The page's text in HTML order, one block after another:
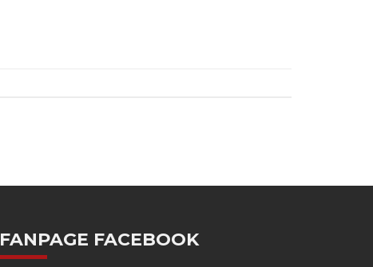
FANPAGE FACEBOOK